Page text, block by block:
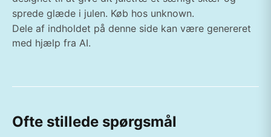
sprede glæde i julen. Køb hos unknown.
Dele af indholdet på denne side kan være genereret
med hjælp fra AI.
Ofte stillede spørgsmål